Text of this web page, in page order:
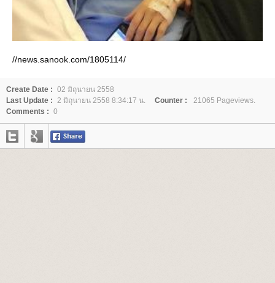
//news.sanook.com/1805114/
Create Date : 02 มิถุนายน 2558
Last Update :
2 มิถุนายน 2558 8:34:17 น. Counter :
21065 Pageviews.
Comments : 0